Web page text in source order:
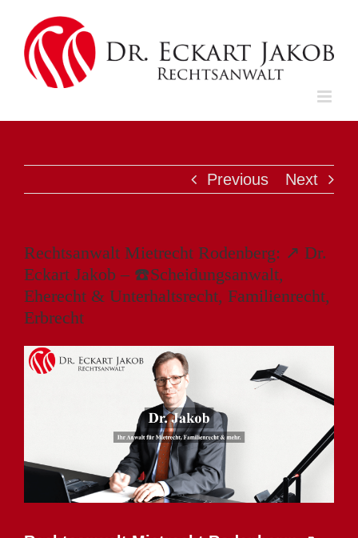
content
Previous Next
Rechtsanwalt Mietrecht Rodenberg: ↗️ Dr.
Eckart Jakob – ☎️Scheidungsanwalt,
Eherecht & Unterhaltsrecht, Familienrecht,
Erbrecht